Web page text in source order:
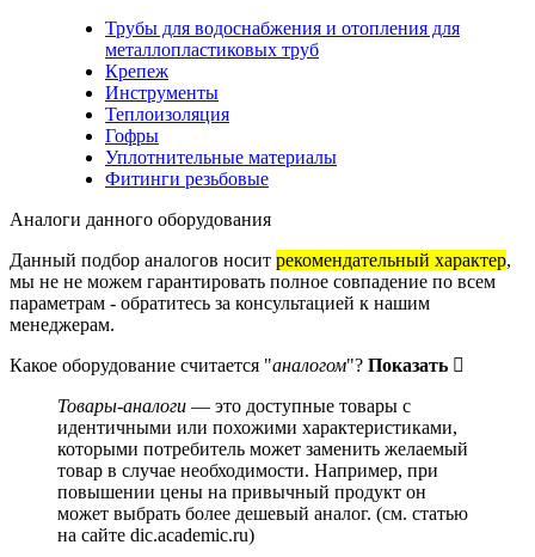
Трубы для водоснабжения и отопления для
металлопластиковых труб
Крепеж
Инструменты
Теплоизоляция
Гофры
Уплотнительные материалы
Фитинги резьбовые
Аналоги данного оборудования
Данный подбор аналогов носит рекомендательный характер,
мы не не можем гарантировать полное совпадение по всем
параметрам - обратитесь за консультацией к нашим
менеджерам.
Какое оборудование считается "аналогом"? Показать
Товары-аналоги — это доступные товары с
идентичными или похожими характеристиками,
которыми потребитель может заменить желаемый
товар в случае необходимости. Например, при
повышении цены на привычный продукт он
может выбрать более дешевый аналог. (см. статью
на сайте dic.academic.ru)